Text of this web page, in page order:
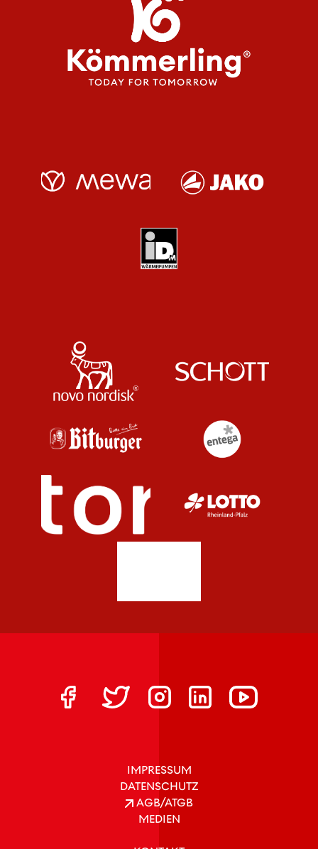
IMPRESSUM
DATENSCHUTZ
AGB/ATGB
MEDIEN